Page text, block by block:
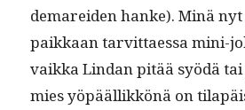
demarei­den han­ke). Minä
paikkaan tarvit­taes­sa mini-
vaik­ka Lin­dan pitää syödä
mies yöpääl­likkönä on